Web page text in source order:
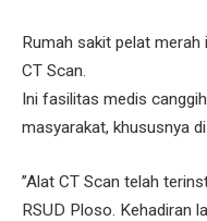
Rumah sakit pelat merah
CT Scan.
Ini fasilitas medis
masyarakat, khususnya
’’Alat CT Scan telah
RSUD Ploso. Kehadiran